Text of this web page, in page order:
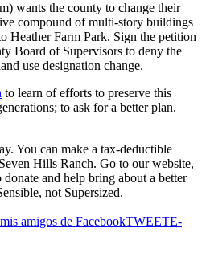
wants the county to change their
compound of multi-story buildings
Heather Farm Park. Sign the petition
Board of Supervisors to deny the
use designation change.
to learn of efforts to preserve this
to ask for a better plan.
You can make a tax-deductible
Hills Ranch. Go to our website,
and help bring about a better
not Supersized.
amigos de FacebookTWEETE-